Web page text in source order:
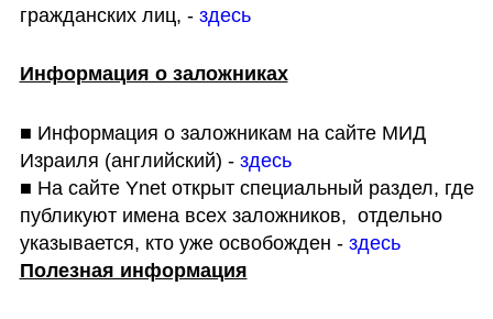
гражданских лиц, - здесь
Информация о заложниках
■ Информация о заложникам на сайте МИД
Израиля (английский) - здесь
■ На сайте Ynet открыт специальный раздел, где
публикуют имена всех заложников,  отдельно
указывается, кто уже освобожден - здесь
Полезная информация